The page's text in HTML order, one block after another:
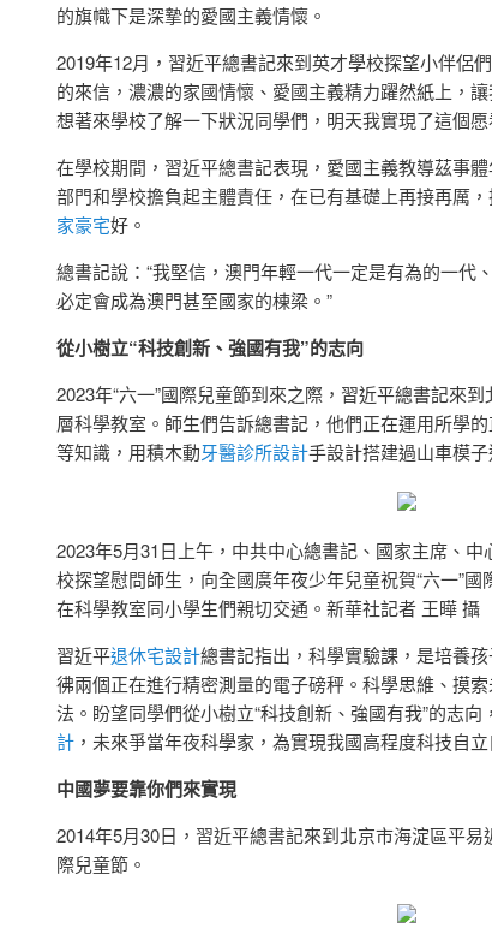
的旗幟下是深摯的愛國主義情懷。
2019年12月，習近平總書記來到英才學校探望小伴侶
的來信，濃濃的家國情懷、愛國主義精力躍然紙上，
想著來學校了解一下狀況同學們，明天我實現了這個愿
在學校期間，習近平總書記表現，愛國主義教導茲事
部門和學校擔負起主體責任，在已有基礎上再接再厲
家豪宅好。
總書記說：“我堅信，澳門年輕一代一定是有為的一代
必定會成為澳門甚至國家的棟梁。”
從小樹立“科技創新、強國有我”的志向
2023年“六一”國際兒童節到來之際，習近平總書記來
層科學教室。師生們告訴總書記，他們正在運用所學
等知識，用積木動牙醫診所設計手設計搭建過山車模子
2023年5月31日上午，中共中心總書記、國家主席、
校探望慰問師生，向全國廣年夜少年兒童祝賀“六一”
在科學教室同小學生們親切交通。新華社記者 王曄 攝
習近平退休宅設計總書記指出，科學實驗課，是培養
彿兩個正在進行精密測量的電子磅秤。科學思維、摸
法。盼望同學們從小樹立“科技創新、強國有我”的志向
計，未來爭當年夜科學家，為實現我國高程度科技自立
中國夢要靠你們來實現
2014年5月30日，習近平總書記來到北京市海淀區平易
際兒童節。